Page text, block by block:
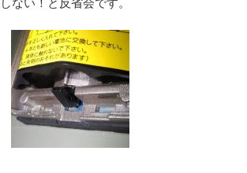
ない！と反省会です。